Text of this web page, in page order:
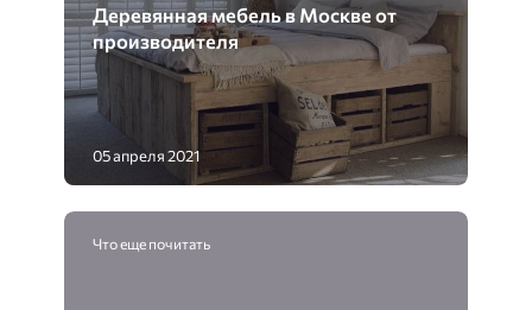
Деревянная мебель в Москве от
производителя
05 апреля 2021
Что еще почитать